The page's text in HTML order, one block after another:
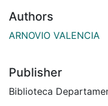
Authors
ARNOVIO VALENCIA
Publisher
Biblioteca